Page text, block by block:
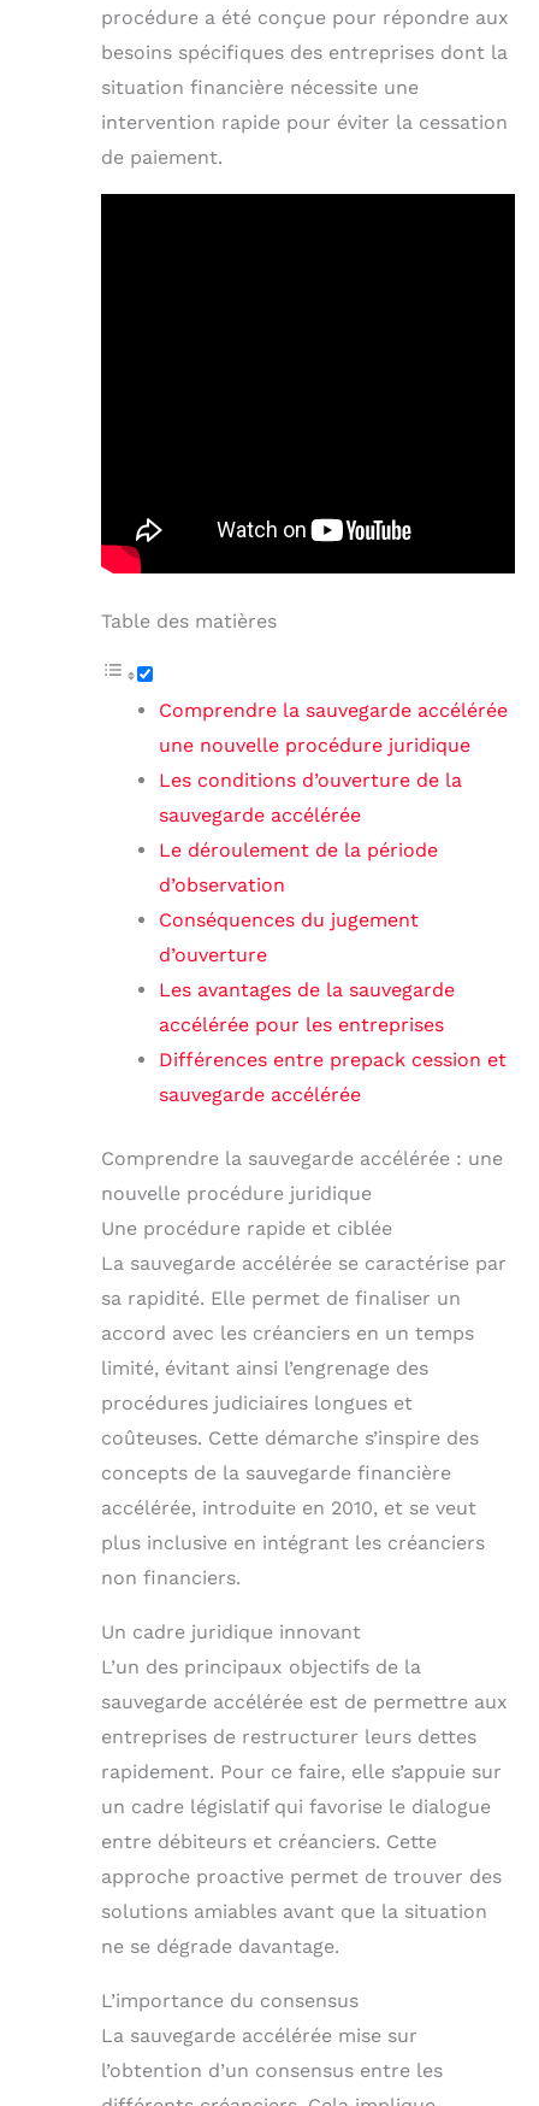
procédure a été conçue pour répondre aux
besoins spécifiques des entreprises dont la
situation financière nécessite une
intervention rapide pour éviter la cessation
de paiement.
Table des matières
Comprendre la sauvegarde accélérée
une nouvelle procédure juridique
Les conditions d’ouverture de la
sauvegarde accélérée
Le déroulement de la période
d’observation
Conséquences du jugement
d’ouverture
Les avantages de la sauvegarde
accélérée pour les entreprises
Différences entre prepack cession et
sauvegarde accélérée
Comprendre la sauvegarde accélérée : une
nouvelle procédure juridique
Une procédure rapide et ciblée
La sauvegarde accélérée se caractérise par
sa rapidité. Elle permet de finaliser un
accord avec les créanciers en un temps
limité, évitant ainsi l’engrenage des
procédures judiciaires longues et
coûteuses. Cette démarche s’inspire des
concepts de la sauvegarde financière
accélérée, introduite en 2010, et se veut
plus inclusive en intégrant les créanciers
non financiers.
Un cadre juridique innovant
L’un des principaux objectifs de la
sauvegarde accélérée est de permettre aux
entreprises de restructurer leurs dettes
rapidement. Pour ce faire, elle s’appuie sur
un cadre législatif qui favorise le dialogue
entre débiteurs et créanciers. Cette
approche proactive permet de trouver des
solutions amiables avant que la situation
ne se dégrade davantage.
L’importance du consensus
La sauvegarde accélérée mise sur
l’obtention d’un consensus entre les